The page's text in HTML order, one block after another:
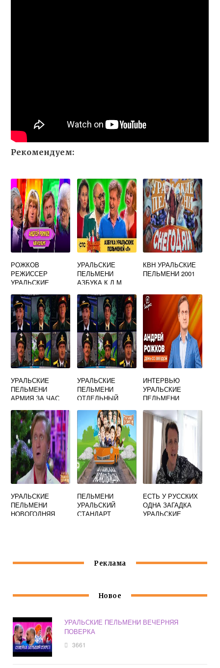
Рекомендуем:
РОЖКОВ
РЕЖИССЕР
УРАЛЬСКИЕ
УРАЛЬСКИЕ
ПЕЛЬМЕНИ
АЗБУКА К Л М
КВН УРАЛЬСКИЕ
ПЕЛЬМЕНИ 2001
УРАЛЬСКИЕ
ПЕЛЬМЕНИ
АРМИЯ ЗА ЧАС
УРАЛЬСКИЕ
ПЕЛЬМЕНИ
ОТДЕЛЬНЫЙ
ТАНКОВАЯ РОТА
ИНТЕРВЬЮ
УРАЛЬСКИЕ
ПЕЛЬМЕНИ
УРАЛЬСКИЕ
ПЕЛЬМЕНИ
НОВОГОДНЯЯ
ПЕЛЬМЕНИ
УРАЛЬСКИЙ
СТАНДАРТ
ЕСТЬ У РУССКИХ
ОДНА ЗАГАДКА
УРАЛЬСКИЕ
Реклама
Новое
УРАЛЬСКИЕ ПЕЛЬМЕНИ ВЕЧЕРНЯЯ
ПОВЕРКА
3661